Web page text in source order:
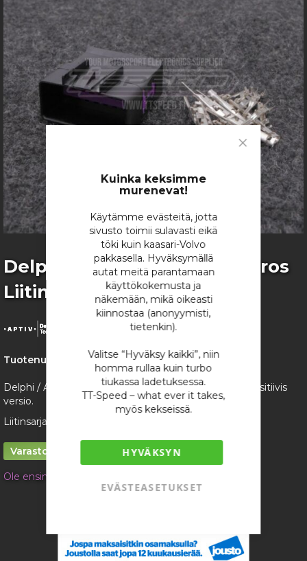
Close
Cookie
Kuinka keksimme
murenevat!
Käytämme evästeitä, jotta
sivusto toimii sulavasti eikä
töki kuin kaasari-Volvo
pakkasella. Hyväksymällä
autat meitä parantamaan
käyttökokemusta ja
näkemään, mikä oikeasti
kiinnostaa (anonyymisti,
tietenkin).
Valitse “Hyväksy kaikki”, niin
homma rullaa kuin turbo
tiukassa ladetuksessa.
TT-Speed – what ever it takes,
myös kekseissä.
HYVÄKSYN
EVÄSTEASETUKSET
the
images
gallery
Skip
to
the
beginning
the
gallery
Delphi GT150 16-napainen Uros
Liitinsarja
Tuotenumero: 1196
Delphi / Aptiv GT150 sarjan 16-napainen urosliitin, ei-vesitiivis
versio.
Liitinsarja sisältää liitinkontaktit.
Varastossa
Ole ensimmäinen tuotteen arvostelija